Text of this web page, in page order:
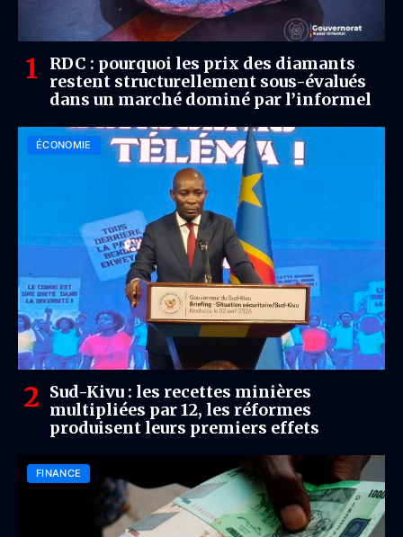
RDC : pourquoi les prix des diamants
restent structurellement sous-évalués
dans un marché dominé par l’informel
ÉCONOMIE
Sud-Kivu : les recettes minières
multipliées par 12, les réformes
produisent leurs premiers effets
FINANCE